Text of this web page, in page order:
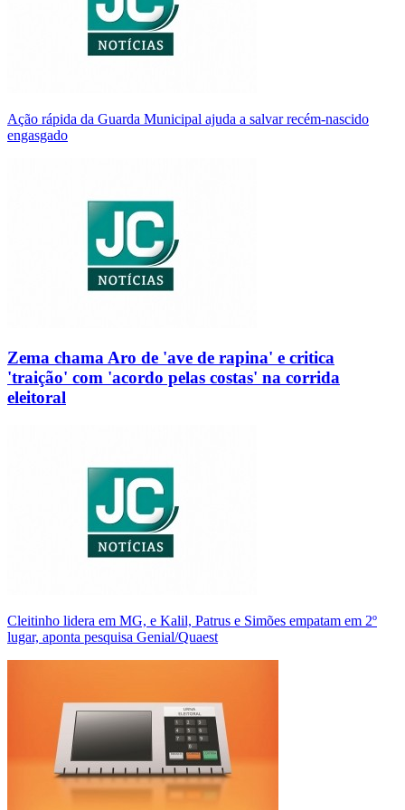
Ação rápida da Guarda Municipal ajuda a salvar recém-nascido
engasgado
Zema chama Aro de 'ave de rapina' e critica
'traição' com 'acordo pelas costas' na corrida
eleitoral
Cleitinho lidera em MG, e Kalil, Patrus e Simões empatam em 2º
lugar, aponta pesquisa Genial/Quaest